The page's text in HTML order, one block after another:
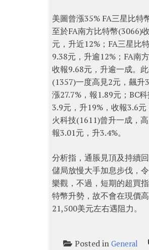
美圖曾漲35% FA三星比特
至於FA南方比特幣(3066)
元，升近12%；FA三星比
9.38元，升逾12%；FA南
收報9.68元，升逾一成。
(1357)一度高見2元，飆升
漲27.7%，報1.89元；BC
3.9元，升19%，收報3.6
火科技(1611)曾升一成，
報3.01元，升3.4%。
分析指，通脹見頂及持續
儲局放慢大手加息步伐，
樂觀，不過，短期的超買
特幣升勢，故不會在現價
21,500美元左右遇阻力。
Posted in General